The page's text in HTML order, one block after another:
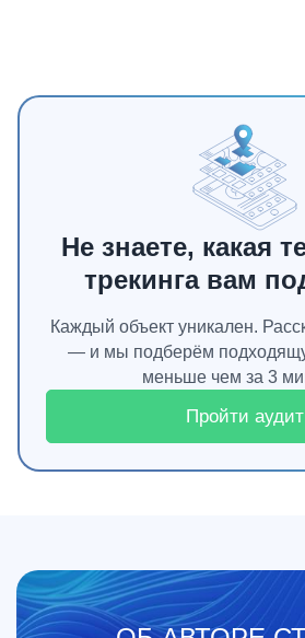
Не знаете, какая
трекинга вам
Каждый объект уникален.
— и мы подберём
меньше чем за 3
Пройти аудит